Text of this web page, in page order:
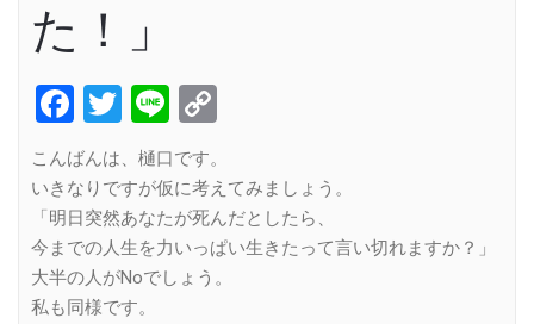
た！」
Facebook
Twitter
Line
こんばんは、樋口です。
いきなりですが仮に考えてみましょう。
「明日突然あなたが死んだとしたら、
今までの人生を力いっぱい生きたって言い切れますか？」
大半の人がNoでしょう。
私も同様です。